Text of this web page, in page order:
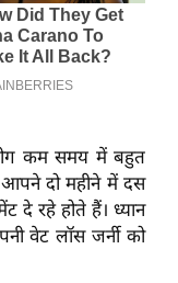
कम समय में बहुत
आपने दो महीने में दस
दे रहे होते हैं। ध्यान
वेट लॉस जर्नी को